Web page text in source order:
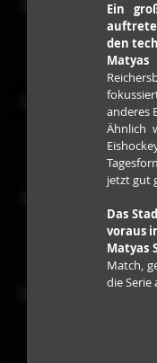
Ein
den
Matyas
anderes
Ähnlich
jetzt gut
Das
voraus
Matyas
Match,
die